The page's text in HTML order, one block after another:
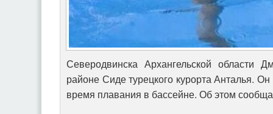
Северодвинска Архангельской области
районе Сиде турецкого курорта Анталья.
время плавания в бассейне. Об этом